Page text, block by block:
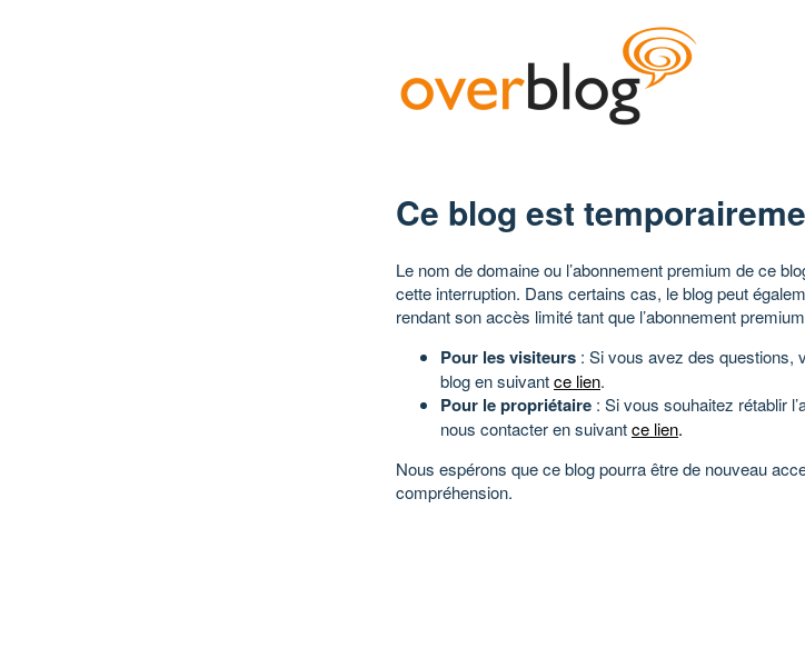
Ce blog est
Le nom de domaine ou l’abonnement premium de ce
cette interruption. Dans certains cas, le blog peut
rendant son accès limité tant que l’abonnement
Pour les visiteurs : Si vous avez des questions,
blog en suivantce lien.
Pour le propriétaire : Si vous souhaitez rétablir
nous contacter en suivantce lien.
Nous espérons que ce blog pourra être de nouveau
compréhension.